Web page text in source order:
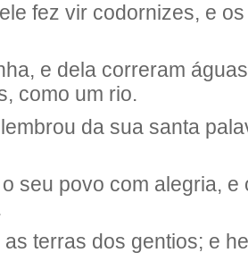
fez vir codornizes, e
e dela correram
como um rio.
da sua santa
seu povo com alegria,
as terras dos gentios; e